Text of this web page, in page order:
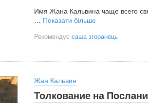
Имя Жана Кальвина чаще всего
… Показати більше
Рекомендує саша згоранець
Жан Кальвин
Толкование на